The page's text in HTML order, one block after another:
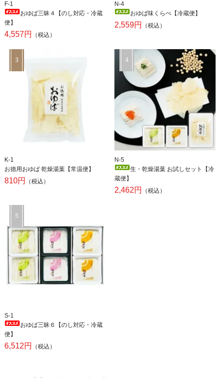
F-1
おゆば三昧４【のし対応・冷蔵
便】
4,557円 （税込）
N-4
おゆば味くらべ【冷蔵便】
2,559円 （税込）
K-1
お徳用おゆば 乾燥湯葉【常温便】
810円 （税込）
N-5
生・乾燥湯葉 お試しセット【冷
蔵便】
2,462円 （税込）
S-1
おゆば三昧６【のし対応・冷蔵
便】
6,512円 （税込）